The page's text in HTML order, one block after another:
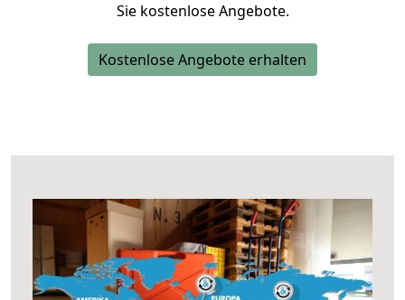
Sie kostenlose Angebote.
Kostenlose Angebote erhalten